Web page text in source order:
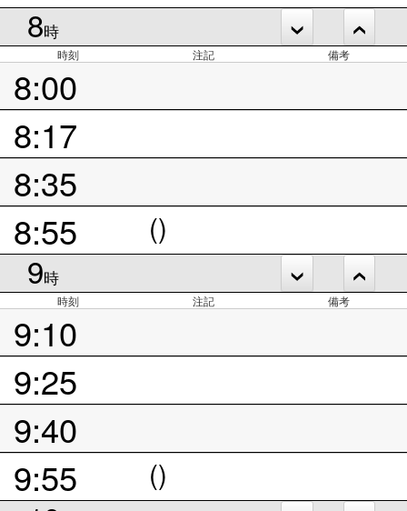
8時
時刻 注記 備考
8:00
8:17
8:35
8:55
()
9時
時刻 注記 備考
9:10
9:25
9:40
9:55
()